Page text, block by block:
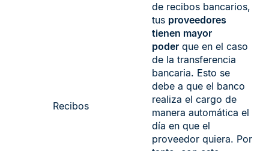
Recibos
de recibos bancarios,
tus proveedores
tienen mayor
poder que en el caso
de la transferencia
bancaria. Esto se
debe a que el banco
realiza el cargo de
manera automática el
día en que el
proveedor quiera. Por